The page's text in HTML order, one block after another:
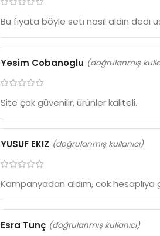
Bu fıyata böyle setı nasıl aldın dedı
Yesim Cobanoglu (doğrulanmış
Site çok güvenilir, ürünler kaliteli.
YUSUF EKIZ (doğrulanmış kullanıcı)
Kampanyadan aldım, cok hesaplıya
Esra Tunç (doğrulanmış kullanıcı)